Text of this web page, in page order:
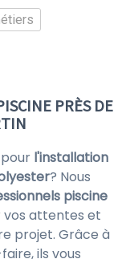
PRÈS DE
l'installation
? Nous
piscine
vos attentes et
projet. Grâce à
ils vous